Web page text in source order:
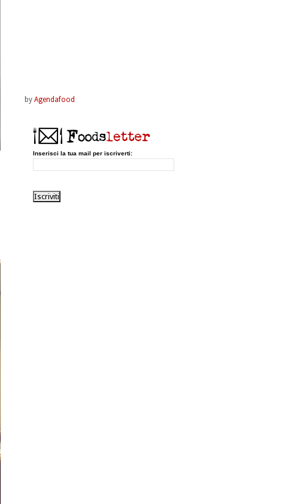
by Agendafood
Inserisci la tua mail per iscriverti: